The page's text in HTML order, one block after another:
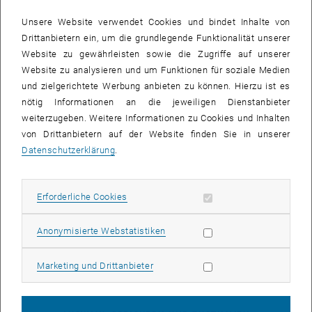
Fakultätsangelegenheiten
Unsere Website verwendet Cookies und bindet Inhalte von
Drittanbietern ein, um die grundlegende Funktionalität unserer
Website zu gewährleisten sowie die Zugriffe auf unserer
Website zu analysieren und um Funktionen für soziale Medien
und zielgerichtete Werbung anbieten zu können. Hierzu ist es
nötig Informationen an die jeweiligen Dienstanbieter
weiterzugeben. Weitere Informationen zu Cookies und Inhalten
von Drittanbietern auf der Website finden Sie in unserer
Datenschutzerklärung.
Erforderliche Cookies Erforderliche Cookies zulassen
Anonymisierte WebstatistikenStatistik Cookies zulassen
Marketing und DrittanbieterMarketing Cookies zulassen